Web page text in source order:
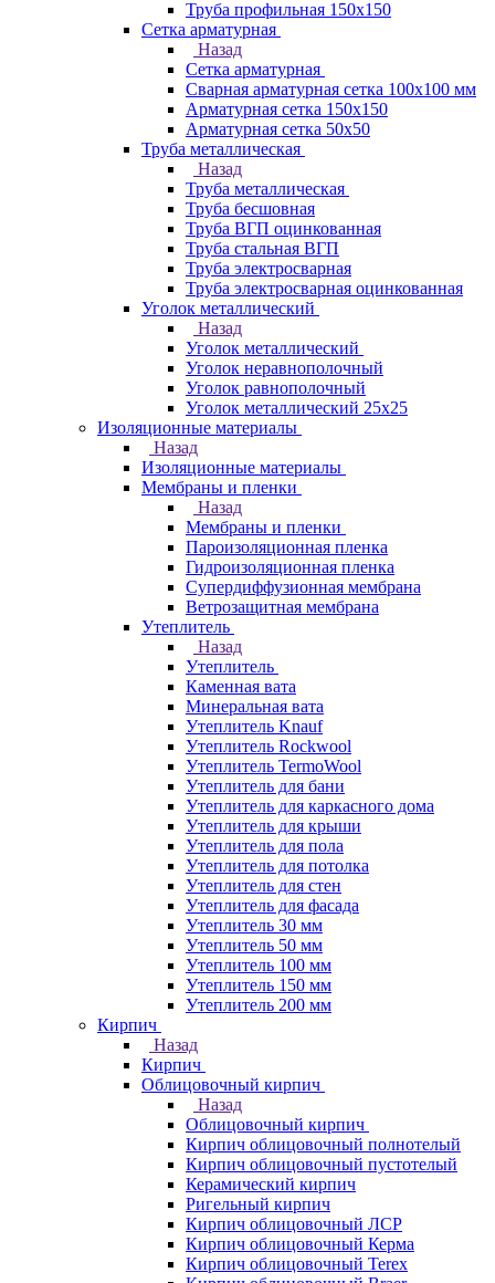
Труба профильная 150х150
Сетка арматурная
Назад
Сетка арматурная
Сварная арматурная сетка 100х100 мм
Арматурная сетка 150х150
Арматурная сетка 50х50
Труба металлическая
Назад
Труба металлическая
Труба бесшовная
Труба ВГП оцинкованная
Труба стальная ВГП
Труба электросварная
Труба электросварная оцинкованная
Уголок металлический
Назад
Уголок металлический
Уголок неравнополочный
Уголок равнополочный
Уголок металлический 25х25
Изоляционные материалы
Назад
Изоляционные материалы
Мембраны и пленки
Назад
Мембраны и пленки
Пароизоляционная пленка
Гидроизоляционная пленка
Супердиффузионная мембрана
Ветрозащитная мембрана
Утеплитель
Назад
Утеплитель
Каменная вата
Минеральная вата
Утеплитель Knauf
Утеплитель Rockwool
Утеплитель TermoWool
Утеплитель для бани
Утеплитель для каркасного дома
Утеплитель для крыши
Утеплитель для пола
Утеплитель для потолка
Утеплитель для стен
Утеплитель для фасада
Утеплитель 30 мм
Утеплитель 50 мм
Утеплитель 100 мм
Утеплитель 150 мм
Утеплитель 200 мм
Кирпич
Назад
Кирпич
Облицовочный кирпич
Назад
Облицовочный кирпич
Кирпич облицовочный полнотелый
Кирпич облицовочный пустотелый
Керамический кирпич
Ригельный кирпич
Кирпич облицовочный ЛСР
Кирпич облицовочный Керма
Кирпич облицовочный Terex